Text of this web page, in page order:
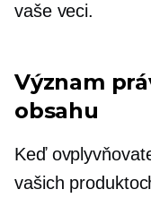
vaše veci.
Význam
obsahu
Keď
vašich